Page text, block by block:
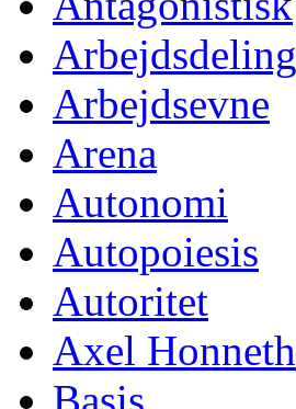
Arbejdsdeling
Arbejdsevne
Arena
Autonomi
Autopoiesis
Autoritet
Axel Honneth
Basis